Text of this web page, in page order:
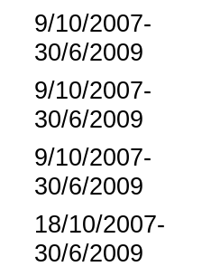
9/10/2007-
30/6/2009
9/10/2007-
30/6/2009
9/10/2007-
30/6/2009
18/10/2007-
30/6/2009